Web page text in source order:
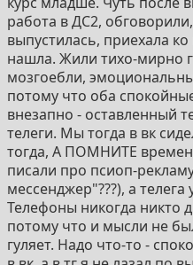
работа в ДС2,
выпустилась, приехала
нашла. Жили тихо-мирно
мозгоебли,
потому что оба
внезапно - оставленный
телеги. Мы тогда в вк
тогда, А ПОМНИТЕ
писали про псиоп-
мессенджер"???), а
Телефоны никогда никто
потому что и мысли не
гуляет. Надо что-то -